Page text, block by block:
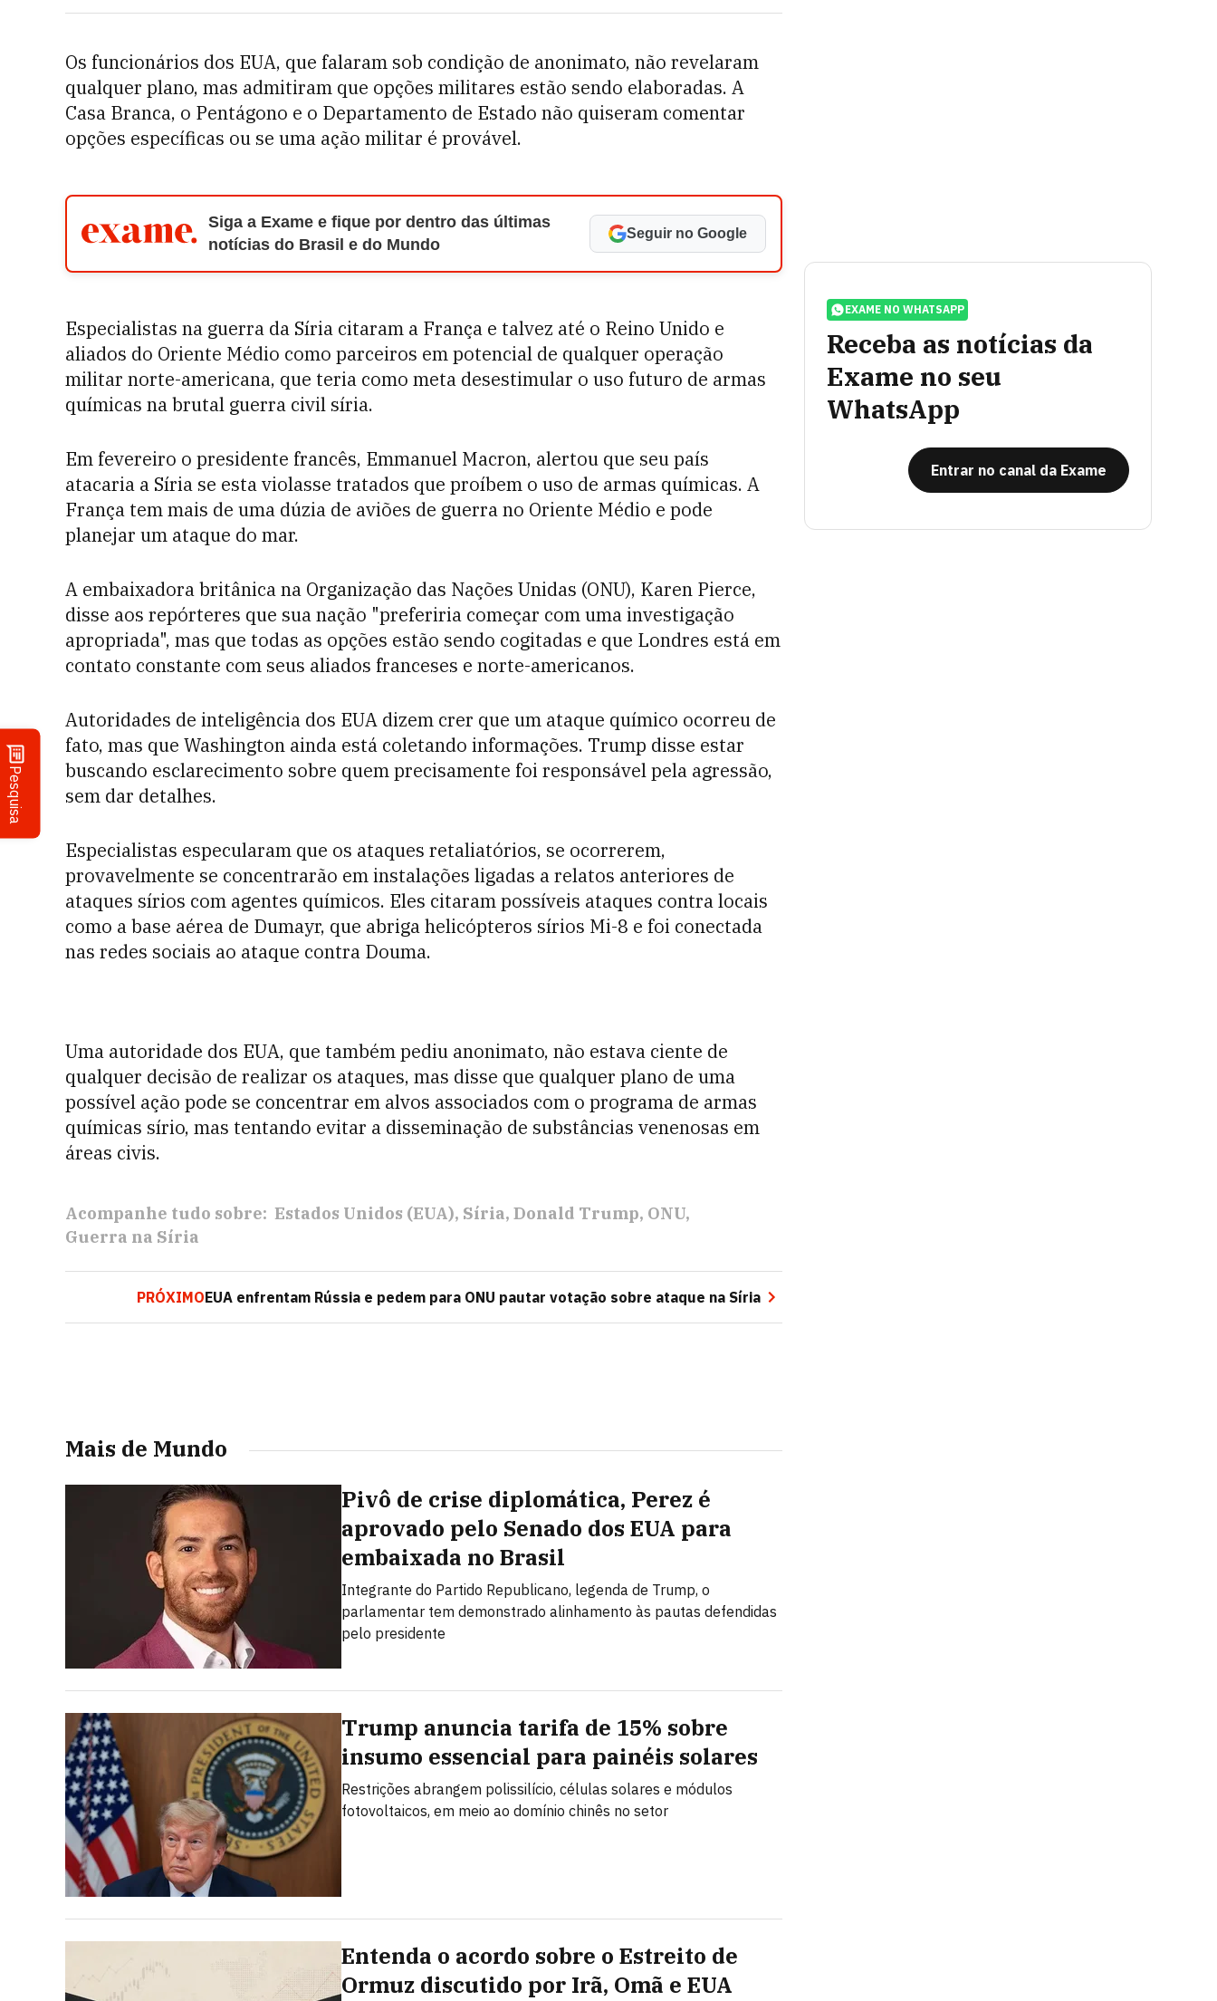
Pesquisa
Os funcionários dos EUA, que falaram sob condição de anonimato, não revelaram
qualquer plano, mas admitiram que opções militares estão sendo elaboradas. A
Casa Branca, o Pentágono e o Departamento de Estado não quiseram comentar
opções específicas ou se uma ação militar é provável.
Siga a Exame e fique por dentro das últimas
notícias do Brasil e do Mundo
Seguir no Google
Especialistas na guerra da Síria citaram a França e talvez até o Reino Unido e
aliados do Oriente Médio como parceiros em potencial de qualquer operação
militar norte-americana, que teria como meta desestimular o uso futuro de armas
químicas na brutal guerra civil síria.
Em fevereiro o presidente francês, Emmanuel Macron, alertou que seu país
atacaria a Síria se esta violasse tratados que proíbem o uso de armas químicas. A
França tem mais de uma dúzia de aviões de guerra no Oriente Médio e pode
planejar um ataque do mar.
A embaixadora britânica na Organização das Nações Unidas (ONU), Karen Pierce,
disse aos repórteres que sua nação "preferiria começar com uma investigação
apropriada", mas que todas as opções estão sendo cogitadas e que Londres está em
contato constante com seus aliados franceses e norte-americanos.
Autoridades de inteligência dos EUA dizem crer que um ataque químico ocorreu de
fato, mas que Washington ainda está coletando informações. Trump disse estar
buscando esclarecimento sobre quem precisamente foi responsável pela agressão,
sem dar detalhes.
Especialistas especularam que os ataques retaliatórios, se ocorrerem,
provavelmente se concentrarão em instalações ligadas a relatos anteriores de
ataques sírios com agentes químicos. Eles citaram possíveis ataques contra locais
como a base aérea de Dumayr, que abriga helicópteros sírios Mi-8 e foi conectada
nas redes sociais ao ataque contra Douma.
Uma autoridade dos EUA, que também pediu anonimato, não estava ciente de
qualquer decisão de realizar os ataques, mas disse que qualquer plano de uma
possível ação pode se concentrar em alvos associados com o programa de armas
químicas sírio, mas tentando evitar a disseminação de substâncias venenosas em
áreas civis.
Acompanhe tudo sobre: Estados Unidos (EUA) Síria Donald Trump ONU
Guerra na Síria
PRÓXIMOEUA enfrentam Rússia e pedem para ONU pautar votação sobre ataque na Síria
Mais de Mundo
Pivô de crise diplomática, Perez é
aprovado pelo Senado dos EUA para
embaixada no Brasil
Integrante do Partido Republicano, legenda de Trump, o
parlamentar tem demonstrado alinhamento às pautas defendidas
pelo presidente
Trump anuncia tarifa de 15% sobre
insumo essencial para painéis solares
Restrições abrangem polissilício, células solares e módulos
fotovoltaicos, em meio ao domínio chinês no setor
Entenda o acordo sobre o Estreito de
Ormuz discutido por Irã, Omã e EUA
EXAME NO WHATSAPP
Receba as notícias da
Exame no seu
WhatsApp
Entrar no canal da Exame